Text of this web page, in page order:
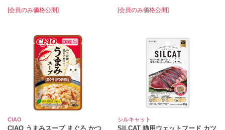
[会員のみ価格公開] [会員のみ価格公開]
CIAO
CIAO うまみスープ まぐろ かつ
シルキャット
SILCAT 猫用ウェットフード カツ